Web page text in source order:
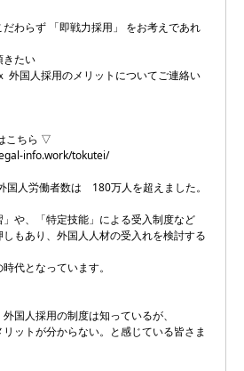
わらず 「即戦力採用」 をお考えであれ
たい
外国人採用のメリットについてご連絡い
ちら ▽
info.work/tokutei/
国人労働者数は 180万人を超えました。
や、「特定技能」による受入制度など
もあり、外国人人材の受入れを検討する
代となっています。
国人採用の制度は知っているが、
ットが分からない。と感じている皆さま